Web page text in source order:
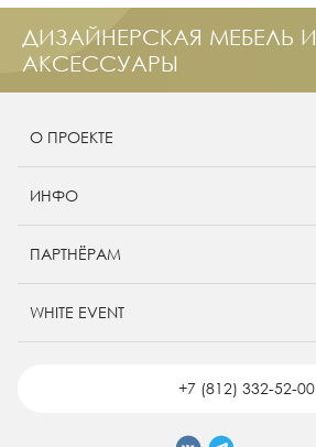
ДИЗАЙНЕРСКАЯ МЕБЕЛЬ И
АКСЕССУАРЫ
О ПРОЕКТЕ
ИНФО
ПАРТНЁРАМ
WHITE EVENT
+7 (812) 332-52-00